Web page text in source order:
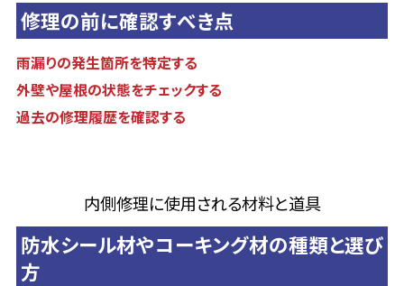
修理の前に確認すべき点
雨漏りの発生箇所を特定する
外壁や屋根の状態をチェックする
過去の修理履歴を確認する
内側修理に使用される材料と道具
防水シール材やコーキング材の種類と選び
方